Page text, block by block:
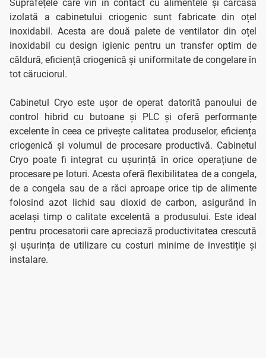
Suprafețele care vin în contact cu alimentele și carcasa
izolată a cabinetului criogenic sunt fabricate din oțel
inoxidabil. Acesta are două palete de ventilator din oțel
inoxidabil cu design igienic pentru un transfer optim de
căldură, eficiență criogenică și uniformitate de congelare în
tot căruciorul.
Cabinetul Cryo este ușor de operat datorită panoului de
control hibrid cu butoane și PLC și oferă performanțe
excelente în ceea ce privește calitatea produselor, eficiența
criogenică și volumul de procesare productivă. Cabinetul
Cryo poate fi integrat cu ușurință în orice operațiune de
procesare pe loturi. Acesta oferă flexibilitatea de a congela,
de a congela sau de a răci aproape orice tip de alimente
folosind azot lichid sau dioxid de carbon, asigurând în
același timp o calitate excelentă a produsului. Este ideal
pentru procesatorii care apreciază productivitatea crescută
și ușurința de utilizare cu costuri minime de investiție și
instalare.